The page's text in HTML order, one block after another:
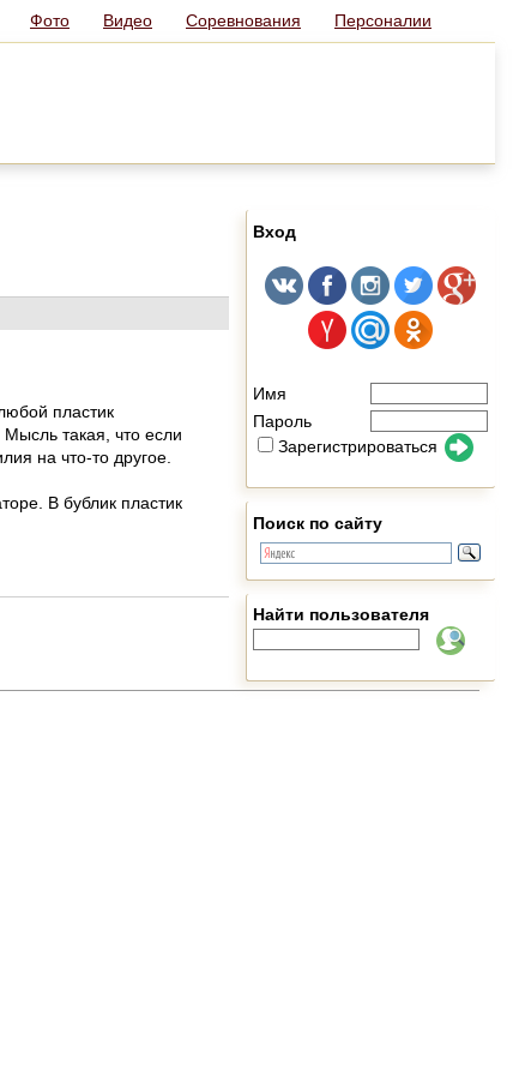
Фото Видео Соревнования Персоналии
пластик
такая, что если
на что-то другое.
В бублик пластик
Вход
Имя
Пароль
Зарегистрироваться
Поиск по сайту
Найти пользователя